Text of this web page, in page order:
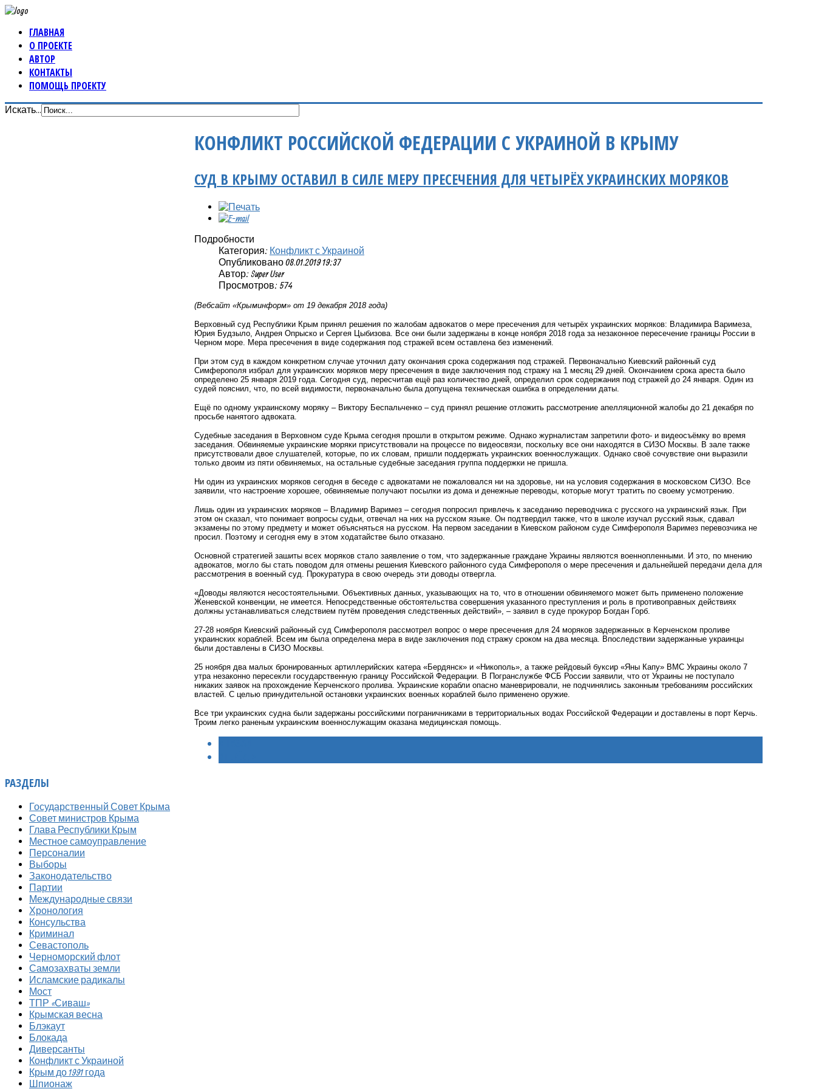
ГЛАВНАЯ
О ПРОЕКТЕ
АВТОР
КОНТАКТЫ
ПОМОЩЬ ПРОЕКТУ
Искать...
КОНФЛИКТ РОССИЙСКОЙ ФЕДЕРАЦИИ С УКРАИНОЙ В КРЫМУ
СУД В КРЫМУ ОСТАВИЛ В СИЛЕ МЕРУ ПРЕСЕЧЕНИЯ ДЛЯ ЧЕТЫРЁХ УКРАИНСКИХ МОРЯКОВ
Подробности
Категория: Конфликт с Украиной
Опубликовано 08.01.2019 19:37
Автор: Super User
Просмотров: 574
(Вебсайт «Крыминформ» от 19 декабря 2018 года)
Верховный суд Республики Крым принял решения по жалобам адвокатов о мере пресечения для четырёх украинских моряков: Владимира Варимеза,
Юрия Будзыло, Андрея Опрыско и Сергея Цыбизова. Все они были задержаны в конце ноября 2018 года за незаконное пересечение границы России в
Черном море. Мера пресечения в виде содержания под стражей всем оставлена без изменений.
При этом суд в каждом конкретном случае уточнил дату окончания срока содержания под стражей. Первоначально Киевский районный суд
Симферополя избрал для украинских моряков меру пресечения в виде заключения под стражу на 1 месяц 29 дней. Окончанием срока ареста было
определено 25 января 2019 года. Сегодня суд, пересчитав ещё раз количество дней, определил срок содержания под стражей до 24 января. Один из
судей пояснил, что, по всей видимости, первоначально была допущена техническая ошибка в определении даты.
Ещё по одному украинскому моряку – Виктору Беспальченко – суд принял решение отложить рассмотрение апелляционной жалобы до 21 декабря по
просьбе нанятого адвоката.
Судебные заседания в Верховном суде Крыма сегодня прошли в открытом режиме. Однако журналистам запретили фото- и видеосъёмку во время
заседания. Обвиняемые украинские моряки присутствовали на процессе по видеосвязи, поскольку все они находятся в СИЗО Москвы. В зале также
присутствовали двое слушателей, которые, по их словам, пришли поддержать украинских военнослужащих. Однако своё сочувствие они выразили
только двоим из пяти обвиняемых, на остальные судебные заседания группа поддержки не пришла.
Ни один из украинских моряков сегодня в беседе с адвокатами не пожаловался ни на здоровье, ни на условия содержания в московском СИЗО. Все
заявили, что настроение хорошее, обвиняемые получают посылки из дома и денежные переводы, которые могут тратить по своему усмотрению.
Лишь один из украинских моряков – Владимир Варимез – сегодня попросил привлечь к заседанию переводчика с русского на украинский язык. При
этом он сказал, что понимает вопросы судьи, отвечал на них на русском языке. Он подтвердил также, что в школе изучал русский язык, сдавал
экзамены по этому предмету и может объясняться на русском. На первом заседании в Киевском районом суде Симферополя Варимез перевозчика не
просил. Поэтому и сегодня ему в этом ходатайстве было отказано.
Основной стратегией зашиты всех моряков стало заявление о том, что задержанные граждане Украины являются военнопленными. И это, по мнению
адвокатов, могло бы стать поводом для отмены решения Киевского районного суда Симферополя о мере пресечения и дальнейшей передачи дела для
рассмотрения в военный суд. Прокуратура в свою очередь эти доводы отвергла.
«Доводы являются несостоятельными. Объективных данных, указывающих на то, что в отношении обвиняемого может быть применено положение
Женевской конвенции, не имеется. Непосредственные обстоятельства совершения указанного преступления и роль в противоправных действиях
должны устанавливаться следствием путём проведения следственных действий», – заявил в суде прокурор Богдан Горб.
27-28 ноября Киевский районный суд Симферополя рассмотрел вопрос о мере пресечения для 24 моряков задержанных в Керченском проливе
украинских кораблей. Всем им была определена мера в виде заключения под стражу сроком на два месяца. Впоследствии задержанные украинцы
были доставлены в СИЗО Москвы.
25 ноября два малых бронированных артиллерийских катера «Бердянск» и «Никополь», а также рейдовый буксир «Яны Капу» ВМС Украины около 7
утра незаконно пересекли государственную границу Российской Федерации. В Погранслужбе ФСБ России заявили, что от Украины не поступало
никаких заявок на прохождение Керченского пролива. Украинские корабли опасно маневрировали, не подчинялись законным требованиям российских
властей. С целью принудительной остановки украинских военных кораблей было применено оружие.
Все три украинских судна были задержаны российскими пограничниками в территориальных водах Российской Федерации и доставлены в порт Керчь.
Троим легко раненым украинским военнослужащим оказана медицинская помощь.
РАЗДЕЛЫ
Государственный Совет Крыма
Совет министров Крыма
Глава Республики Крым
Местное самоуправление
Персоналии
Выборы
Законодательство
Партии
Международные связи
Хронология
Консульства
Криминал
Севастополь
Черноморский флот
Самозахваты земли
Исламские радикалы
Мост
ТПР «Сиваш»
Крымская весна
Блэкаут
Блокада
Диверсанты
Конфликт с Украиной
Крым до 1991 года
Шпионаж